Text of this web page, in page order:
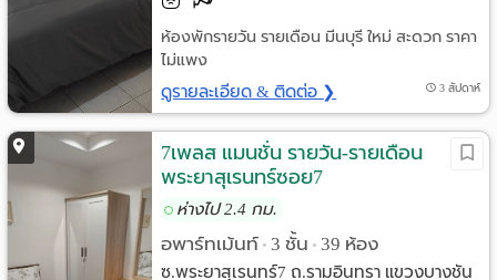
ห้องพักรายวัน รายเดือน มีนบุรี ใหม่ สะดวก ราคา
ไม่แพง
ดูรายละเอียด & ติดต่อ ❯ 3 สัปดาห์
7เพลส แมนชั่น รายวัน-รายเดือน
พระยาสุเรนทร์ซอย7
ห่างไป 2.4 กม.
อพาร์ทเม้นท์ • 3 ชั้น • 39 ห้อง
ซ.พระยาสุเรนทร์7 ถ.รามอินทรา แขวงบางชัน